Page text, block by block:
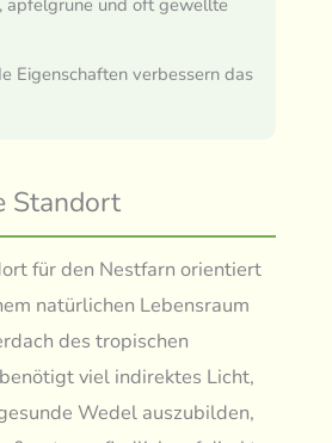
apfelgrüne und oft gewellte
Eigenschaften verbessern das
Standort
für den Nestfarn orientiert
natürlichen Lebensraum
des tropischen
viel indirektes Licht,
Wedel auszubilden,